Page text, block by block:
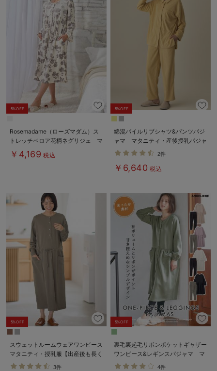
5%OFF
Rosemadame（ローズマダム）ス
トレッチベロア花柄ネグリジェ マ
タニティ・授乳パジャマ【産後まで
長く使える】
￥4,169 税込
5%OFF
綿混パイルリブシャツ&パンツパジ
ャマ マタニティ・産後授乳パジャ
マ【出産後も長く使える】
2件
￥6,640 税込
5%OFF
スウェットルームウェアワンピース
マタニティ・授乳服【出産後も長く
使える】
3件
5%OFF
裏毛裏起毛リボンポケットギャザー
ワンピース&レギンスパジャマ マ
タニティ・授乳パジャマ【出産後も
4件